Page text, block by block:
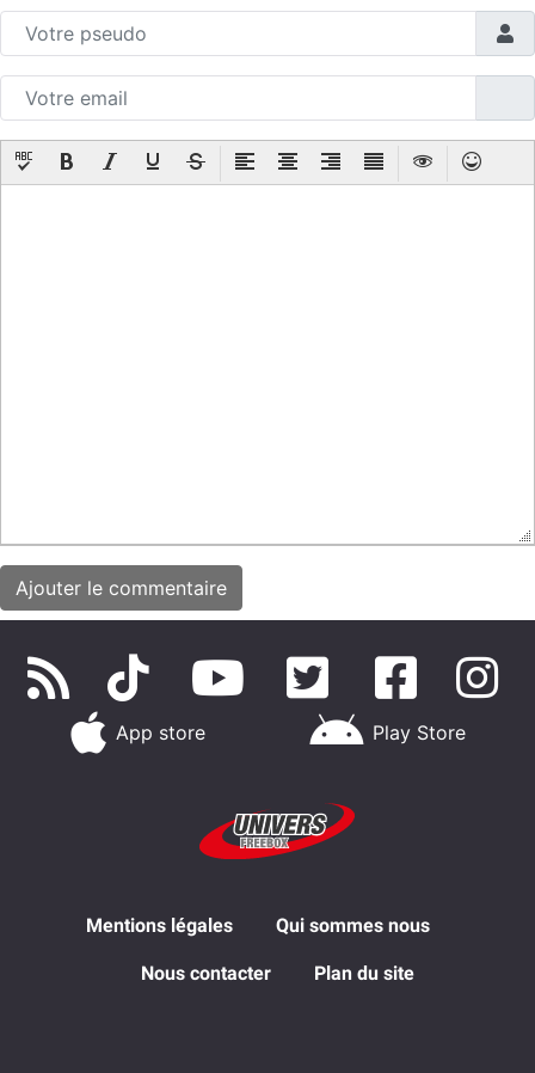
App store Play Store
Mentions légales Qui sommes nous
Nous contacter Plan du site